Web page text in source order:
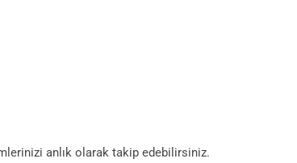
anlık olarak takip edebilirsiniz.